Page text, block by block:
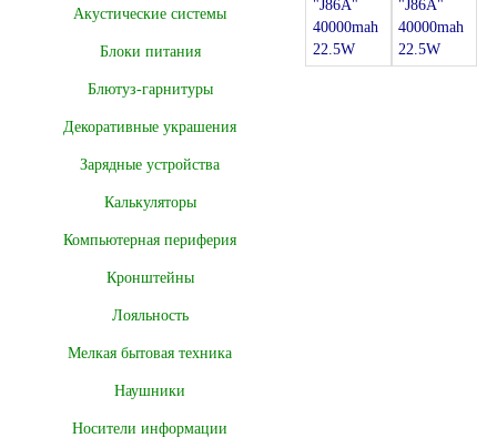
Акустические системы
Блоки питания
Блютуз-гарнитуры
Декоративные украшения
Зарядные устройства
Калькуляторы
Компьютерная периферия
Кронштейны
Лояльность
Мелкая бытовая техника
Наушники
Носители информации